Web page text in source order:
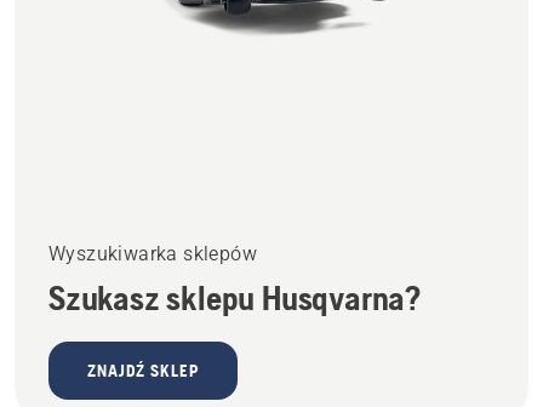
Wyszukiwarka sklepów
Szukasz sklepu Husqvarna?
ZNAJDŹ SKLEP